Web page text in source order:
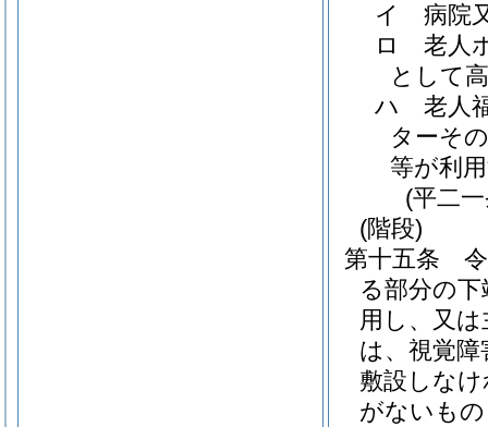
イ
病院
ロ
老人
として
ハ
老人
ターそ
等が利
(平二
(階段)
第十五条
る部分の
用し、又
は、視覚
敷設しな
がないも